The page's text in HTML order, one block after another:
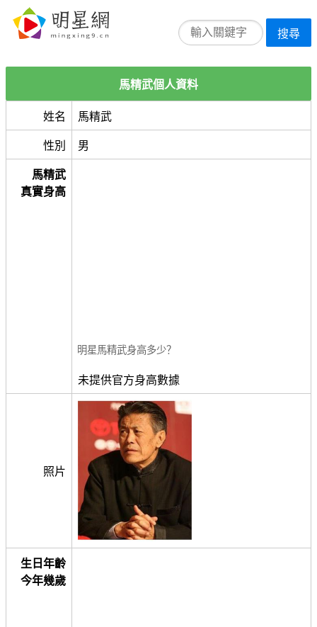
搜尋
馬精武個人資料
姓名 馬精武
性別 男
馬精武
真實身高
明星馬精武身高多少？
未提供官方身高數據
照片
生日年齡
今年幾歲